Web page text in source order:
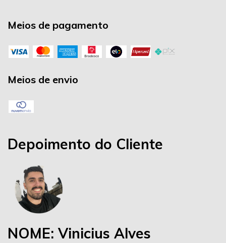
Meios de pagamento
Meios de envio
Depoimento do Cliente
NOME: Vinicius Alves